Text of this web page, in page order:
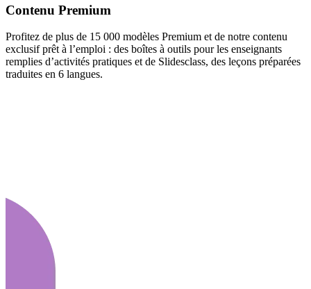
Contenu Premium
Profitez de plus de 15 000 modèles Premium et de notre contenu
exclusif prêt à l’emploi : des boîtes à outils pour les enseignants
remplies d’activités pratiques et de Slidesclass, des leçons préparées
traduites en 6 langues.